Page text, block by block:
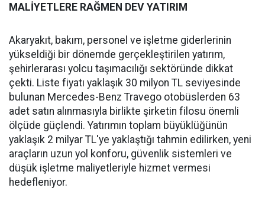
MALİYETLERE RAĞMEN DEV YATIRIM
Akaryakıt, bakım, personel ve işletme giderlerinin
yükseldiği bir dönemde gerçekleştirilen yatırım,
şehirlerarası yolcu taşımacılığı sektöründe dikkat
çekti. Liste fiyatı yaklaşık 30 milyon TL seviyesinde
bulunan Mercedes-Benz Travego otobüslerden 63
adet satın alınmasıyla birlikte şirketin filosu önemli
ölçüde güçlendi. Yatırımın toplam büyüklüğünün
yaklaşık 2 milyar TL'ye yaklaştığı tahmin edilirken, yeni
araçların uzun yol konforu, güvenlik sistemleri ve
düşük işletme maliyetleriyle hizmet vermesi
hedefleniyor.